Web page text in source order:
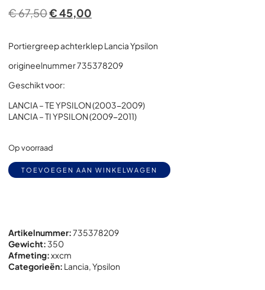
€67,50€45,00
Portiergreep achterklep Lancia Ypsilon
origineelnummer 735378209
Geschikt voor:
LANCIA – TE YPSILON (2003-2009)
LANCIA – TI YPSILON (2009-2011)
Op voorraad
TOEVOEGEN AAN WINKELWAGEN
Artikelnummer:735378209
Gewicht: 350
Afmeting:xxcm
Categorieën: Lancia,Ypsilon